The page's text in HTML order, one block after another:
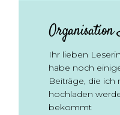
Organisation
Ihr lieben
habe noch
Beiträge, die ich
hochladen
bekommt